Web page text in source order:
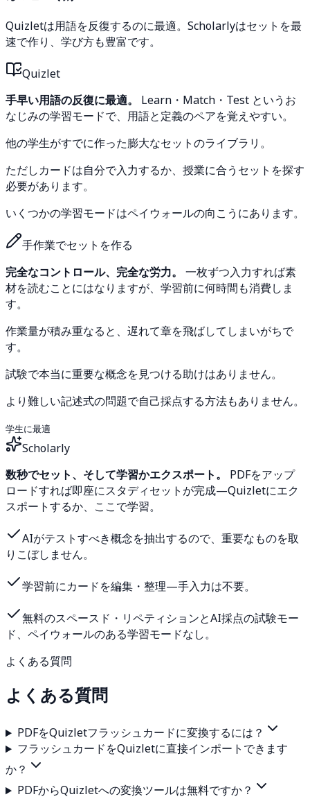
Quizletは用語を反復するのに最適。Scholarlyはセットを最
速で作り、学び方も豊富です。
Quizlet
手早い用語の反復に最適。
Learn・Match・Test というお
なじみの学習モードで、用語と定義のペアを覚えやすい。
他の学生がすでに作った膨大なセットのライブラリ。
ただしカードは自分で入力するか、授業に合うセットを探す
必要があります。
いくつかの学習モードはペイウォールの向こうにあります。
手作業でセットを作る
完全なコントロール、完全な労力。
一枚ずつ入力すれば素
材を読むことにはなりますが、学習前に何時間も消費しま
す。
作業量が積み重なると、遅れて章を飛ばしてしまいがちで
す。
試験で本当に重要な概念を見つける助けはありません。
より難しい記述式の問題で自己採点する方法もありません。
学生に最適
Scholarly
数秒でセット、そして学習かエクスポート。
PDFをアップ
ロードすれば即座にスタディセットが完成—Quizletにエク
スポートするか、ここで学習。
AIがテストすべき概念を抽出するので、重要なものを取
りこぼしません。
学習前にカードを編集・整理—手入力は不要。
無料のスペースド・リペティションとAI採点の試験モー
ド、ペイウォールのある学習モードなし。
よくある質問
よくある質問
PDFをQuizletフラッシュカードに変換するには？
フラッシュカードをQuizletに直接インポートできます
か？
PDFからQuizletへの変換ツールは無料ですか？